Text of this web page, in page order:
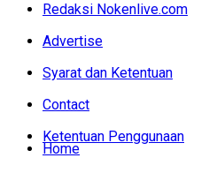
Redaksi Nokenlive.com
Advertise
Syarat dan Ketentuan
Contact
Ketentuan Penggunaan
Home